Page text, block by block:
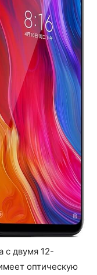
с двумя 12-
оптическую